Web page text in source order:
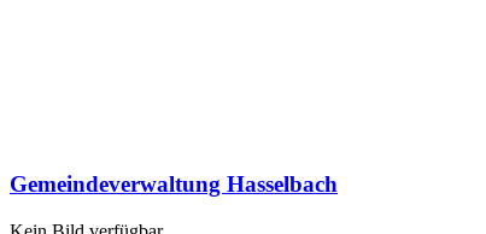
Gemeindeverwaltung Hasselbach